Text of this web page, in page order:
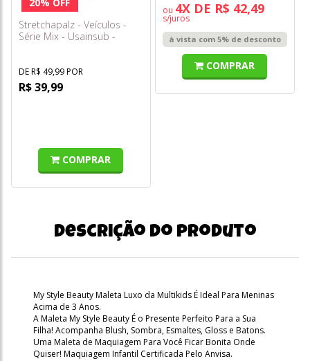
Stretchapalz - Veículos -
Série Mix - Usainsub -
DE R$ 49,99 POR
R$ 39,99
COMPRAR
ou 4X DE R$ 42,49
s/juros
à vista com 5% de desconto
COMPRAR
Descrição do produto
My Style Beauty Maleta Luxo da Multikids É Ideal Para Meninas
Acima de 3 Anos.
A Maleta My Style Beauty É o Presente Perfeito Para a Sua
Filha! Acompanha Blush, Sombra, Esmaltes, Gloss e Batons.
Uma Maleta de Maquiagem Para Você Ficar Bonita Onde
Quiser! Maquiagem Infantil Certificada Pelo Anvisa.